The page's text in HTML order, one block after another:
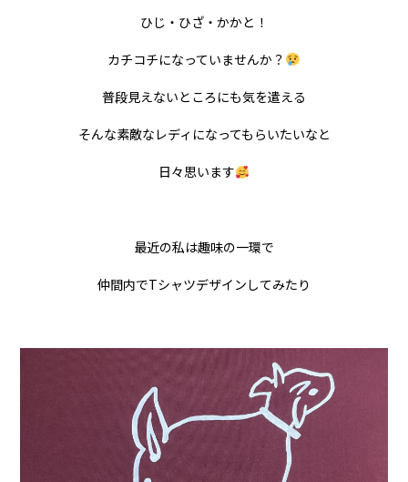
ひじ・ひざ・かかと！
カチコチになっていませんか？
普段見えないところにも気を遣える
そんな素敵なレディになってもらいたいなと
日々思います
最近の私は趣味の一環で
仲間内でTシャツデザインしてみたり